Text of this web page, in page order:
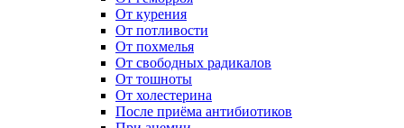
От курения
От потливости
От похмелья
От свободных радикалов
От тошноты
От холестерина
После приёма антибиотиков